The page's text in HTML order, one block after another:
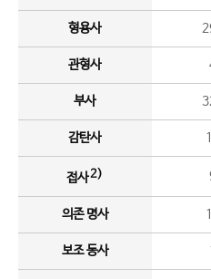
형용사
관형사
부사
감탄사
접사2)
의존 명사
보조 동사